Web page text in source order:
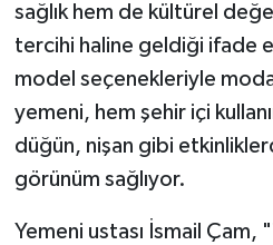
sağlık hem de kültürel
tercihi haline geldiği ifade
model seçenekleriyle
yemeni, hem şehir içi
düğün, nişan gibi
görünüm sağlıyor.
Yemeni ustası İsmail Çam,